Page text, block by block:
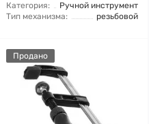
Категория:
Ручной инструмент
Тип механизма:
резьбовой
Продано